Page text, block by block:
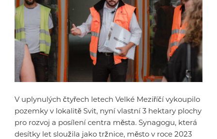
V uplynulých čtyřech letech Velké Meziříčí vykoupilo
pozemky v lokalitě Svit, nyní vlastní 3 hektary plochy
pro rozvoj a posílení centra města. Synagogu, která
desítky let sloužila jako tržnice, město v roce 2023